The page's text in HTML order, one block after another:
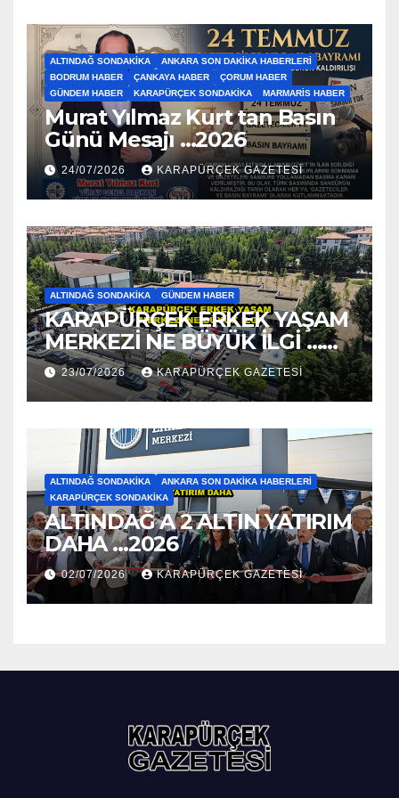
ALTINDAĞ SONDAKIKA
ANKARA SON DAKIKA HABERLERI
BODRUM HABER
ÇANKAYA HABER
ÇORUM HABER
GÜNDEM HABER
KARAPÜRÇEK SONDAKIKA MARMARIS HABER
Murat Yılmaz Kurt tan Basın
Günü Mesajı …2026
24/07/2026 KARAPÜRÇEK GAZETESİ
ALTINDAĞ SONDAKIKA GÜNDEM HABER
KARAPÜRÇEK ERKEK YAŞAM
MERKEZİ NE BÜYÜK İLGİ …
2026
23/07/2026 KARAPÜRÇEK GAZETESİ
ALTINDAĞ SONDAKIKA
ANKARA SON DAKIKA HABERLERI
KARAPÜRÇEK SONDAKIKA
ALTINDAĞ A 2 ALTIN YATIRIM
DAHA …2026
02/07/2026 KARAPÜRÇEK GAZETESİ